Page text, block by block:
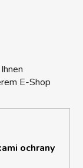
E-Shop
ochrany